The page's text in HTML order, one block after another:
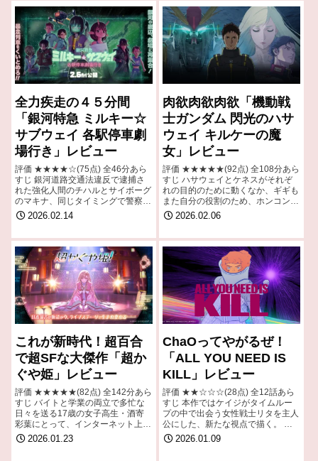
全力疾走の４５分間
「銀河特急 ミルキー☆
サブウェイ 各駅停車劇
場行き」レビュー
評価 ★★★★☆(75点) 全46分あら
すじ 銀河道路交通法違反で逮捕さ
れた強化人間のチハルとサイボーグ
のマキナ、同じタイミングで警察に
捕まった強化人間のアカネとカナ
タ、サイボーグのカートとマック
2026.02.14
肉欲肉欲肉欲「機動戦
士ガンダム 閃光のハサ
ウェイ キルケーの魔
女」レビュー
評価 ★★★★★(92点) 全108分あら
すじ ハサウェイとケネスがそれぞ
れの目的のために動くなか、ギギも
また自分の役割のため、ホンコンへ
と旅立つ。 引用- Wikipedia
2026.02.06
これが新時代！超百合
で超SFな大傑作「超か
ぐや姫」レビュー
評価 ★★★★★(82点) 全142分あら
すじ バイトと学業の両立で多忙な
日々を送る17歳の女子高生・酒寄
彩葉にとって、インターネット上の
仮想空間「ツクヨミ」の管理人であ
り大人気ライバー（配信者）でもあ
2026.01.23
ChaOってやがるぜ！
「ALL YOU NEED IS
KILL」レビュー
評価 ★★☆☆☆(28点) 全12話あら
すじ 本作ではケイジがタイムルー
プの中で出会う女性戦士リタを主人
公にした、新たな視点で描く。 引
用- Wikipedia
2026.01.09